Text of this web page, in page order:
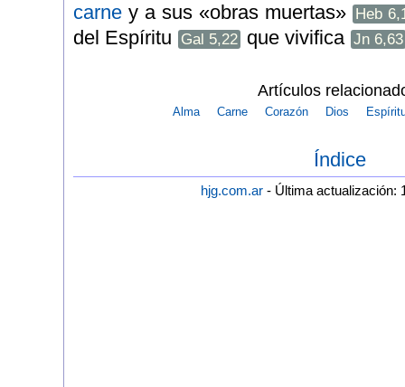
carne y a sus «obras muertas» Heb
del Espíritu Gal 5,22 que vivifica Jn 6,63
Artículos
Alma Carne Corazón Dios
Índice
hjg.com.ar- Última actualización: